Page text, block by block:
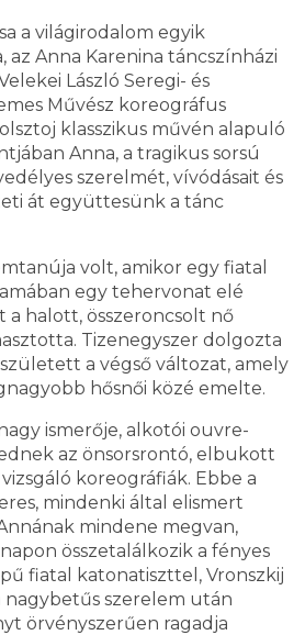
a világirodalom egyik
az Anna Karenina táncszínházi
László Seregi- és
Művész koreográfus
klasszikus művén alapuló
Anna, a tragikus sorsú
szerelmét, vívódásait és
át együttesünk a tánc
volt, amikor egy fiatal
egy tehervonat elé
halott, összeroncsolt nő
Tizenegyszer dolgozta
a végső változat, amely
hősnői közé emelte.
ismerője, alkotói ouvre-
az önsorsrontó, elbukott
koreográfiák. Ebbe a
mindenki által elismert
mindene megvan,
összetalálkozik a fényes
fiatal katonatiszttel, Vronszkij
nagybetűs szerelem után
örvényszerűen ragadja